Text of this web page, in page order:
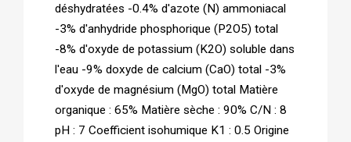
déshydratées -0.4% d'azote (N) ammoniacal
-3% d'anhydride phosphorique (P2O5) total
-8% d'oxyde de potassium (K2O) soluble dans
l'eau -9% doxyde de calcium (CaO) total -3%
d'oxyde de magnésium (MgO) total Matière
organique : 65% Matière sèche : 90% C/N : 8
pH : 7 Coefficient isohumique K1 : 0.5 Origine